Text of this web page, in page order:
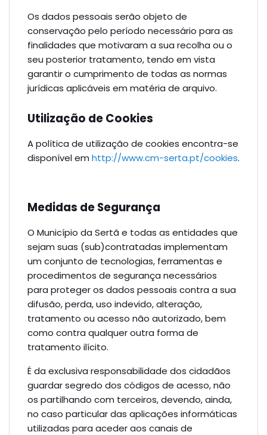
Os dados pessoais serão objeto de
conservação pelo período necessário para as
finalidades que motivaram a sua recolha ou o
seu posterior tratamento, tendo em vista
garantir o cumprimento de todas as normas
jurídicas aplicáveis em matéria de arquivo.
Utilização de Cookies
A política de utilização de cookies encontra-se
disponível em http://www.cm-serta.pt/cookies.
Medidas de Segurança
O Município da Sertã e todas as entidades que
sejam suas (sub)contratadas implementam
um conjunto de tecnologias, ferramentas e
procedimentos de segurança necessários
para proteger os dados pessoais contra a sua
difusão, perda, uso indevido, alteração,
tratamento ou acesso não autorizado, bem
como contra qualquer outra forma de
tratamento ilícito.
É da exclusiva responsabilidade dos cidadãos
guardar segredo dos códigos de acesso, não
os partilhando com terceiros, devendo, ainda,
no caso particular das aplicações informáticas
utilizadas para aceder aos canais de